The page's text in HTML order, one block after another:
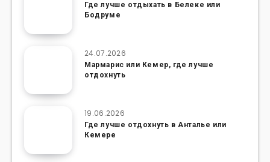
Где лучше отдыхать в Белеке или
Бодруме
24.07.2026
Мармарис или Кемер, где лучше
отдохнуть
19.06.2026
Где лучше отдохнуть в Анталье или
Кемере